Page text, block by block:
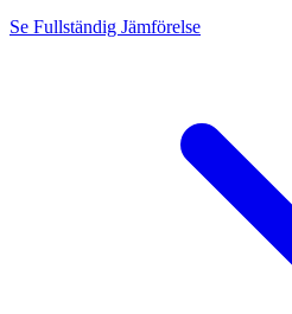
Se Fullständig Jämförelse